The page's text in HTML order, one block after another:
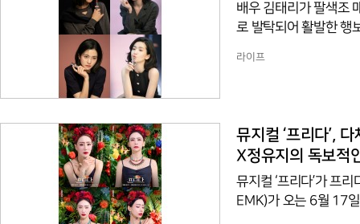
배우 김태리가 팔색조 매력을 뽐냈다. 소속사 측은 30일
로 발탁되어 활발한 행
차분하고 세련된 분위
선보이는 애니메이션
라이프
뮤지컬 ‘프리다’,
X정유지의 독보적
뮤지컬 ‘프리다’가 프리다 역 배
EMK)가 오는 6월 17일